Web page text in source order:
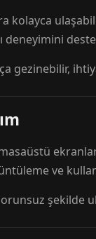
kolayca
gezinebilir,
ve
şekilde